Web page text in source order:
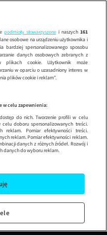
ciesz się szybszym
podmioty stowarzyszonei naszych 161
osobowe na urządzeniu użytkownika i
spersonalizowanego sposobu
danych osobowych zebranych z
plikach cookie. Użytkownik może
w oparciu o uzasadniony interes w
plików cookie i reklam”.
w celu zapewnienia:
do nich. Tworzenie profili w celu
doboru spersonalizowanych treści.
reklam. Pomiar efektywności treści.
reklam. Pomiar efektywności reklam.
danych z różnych źródeł. Rozwój i
danych do wyboru reklam.